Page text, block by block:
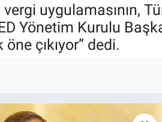
uygulamasının,
Yönetim Kurulu
çıkıyor” dedi.